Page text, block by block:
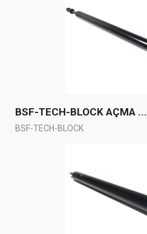
BSF-TECH-BLOCK AÇMA ...
BSF-TECH-BLOCK